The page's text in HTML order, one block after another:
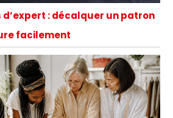
d’expert : décalquer un patron
facilement